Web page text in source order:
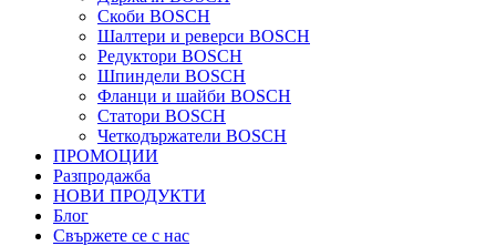
Скоби BOSCH
Шалтери и реверси BOSCH
Редуктори BOSCH
Шпиндели BOSCH
Фланци и шайби BOSCH
Статори BOSCH
Четкодържатели BOSCH
ПРОМОЦИИ
Разпродажба
НОВИ ПРОДУКТИ
Блог
Свържете се с нас